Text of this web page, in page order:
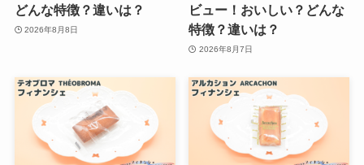
どんな特徴？違いは？
2026年8月8日
ビュー！おいしい？どんな
特徴？違いは？
2026年8月7日